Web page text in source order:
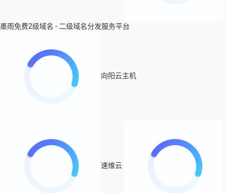
墨雨免费2级域名 - 二级域名分发服务平台
向阳云主机
速维云